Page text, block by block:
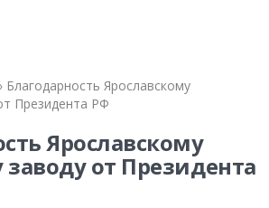
Благодарность Ярославскому
Президента РФ
Ярославскому
от Президента